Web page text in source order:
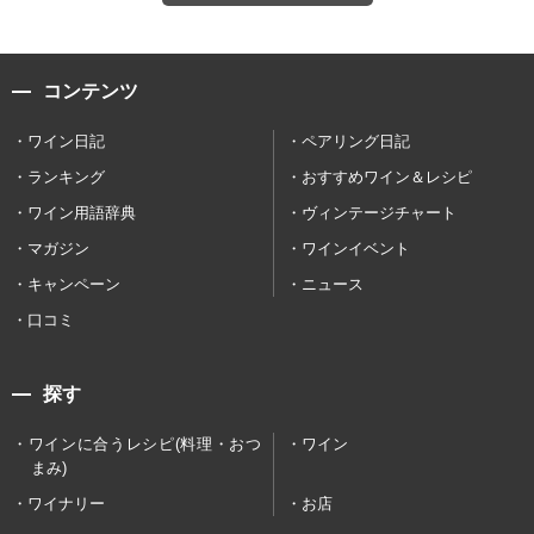
コンテンツ
ワイン日記
ペアリング日記
ランキング
おすすめワイン＆レシピ
ワイン用語辞典
ヴィンテージチャート
マガジン
ワインイベント
キャンペーン
ニュース
口コミ
探す
ワインに合うレシピ(料理・おつ
まみ)
ワイン
ワイナリー お店